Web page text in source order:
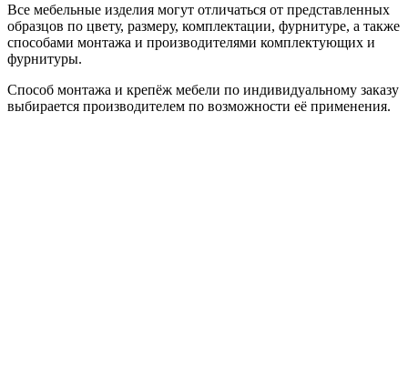
Все мебельные изделия могут отличаться от представленных
образцов по цвету, размеру, комплектации, фурнитуре, а также
способами монтажа и производителями комплектующих и
фурнитуры.
Способ монтажа и крепёж мебели по индивидуальному заказу
выбирается производителем по возможности её применения.